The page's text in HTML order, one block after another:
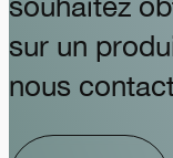
sur un
nous